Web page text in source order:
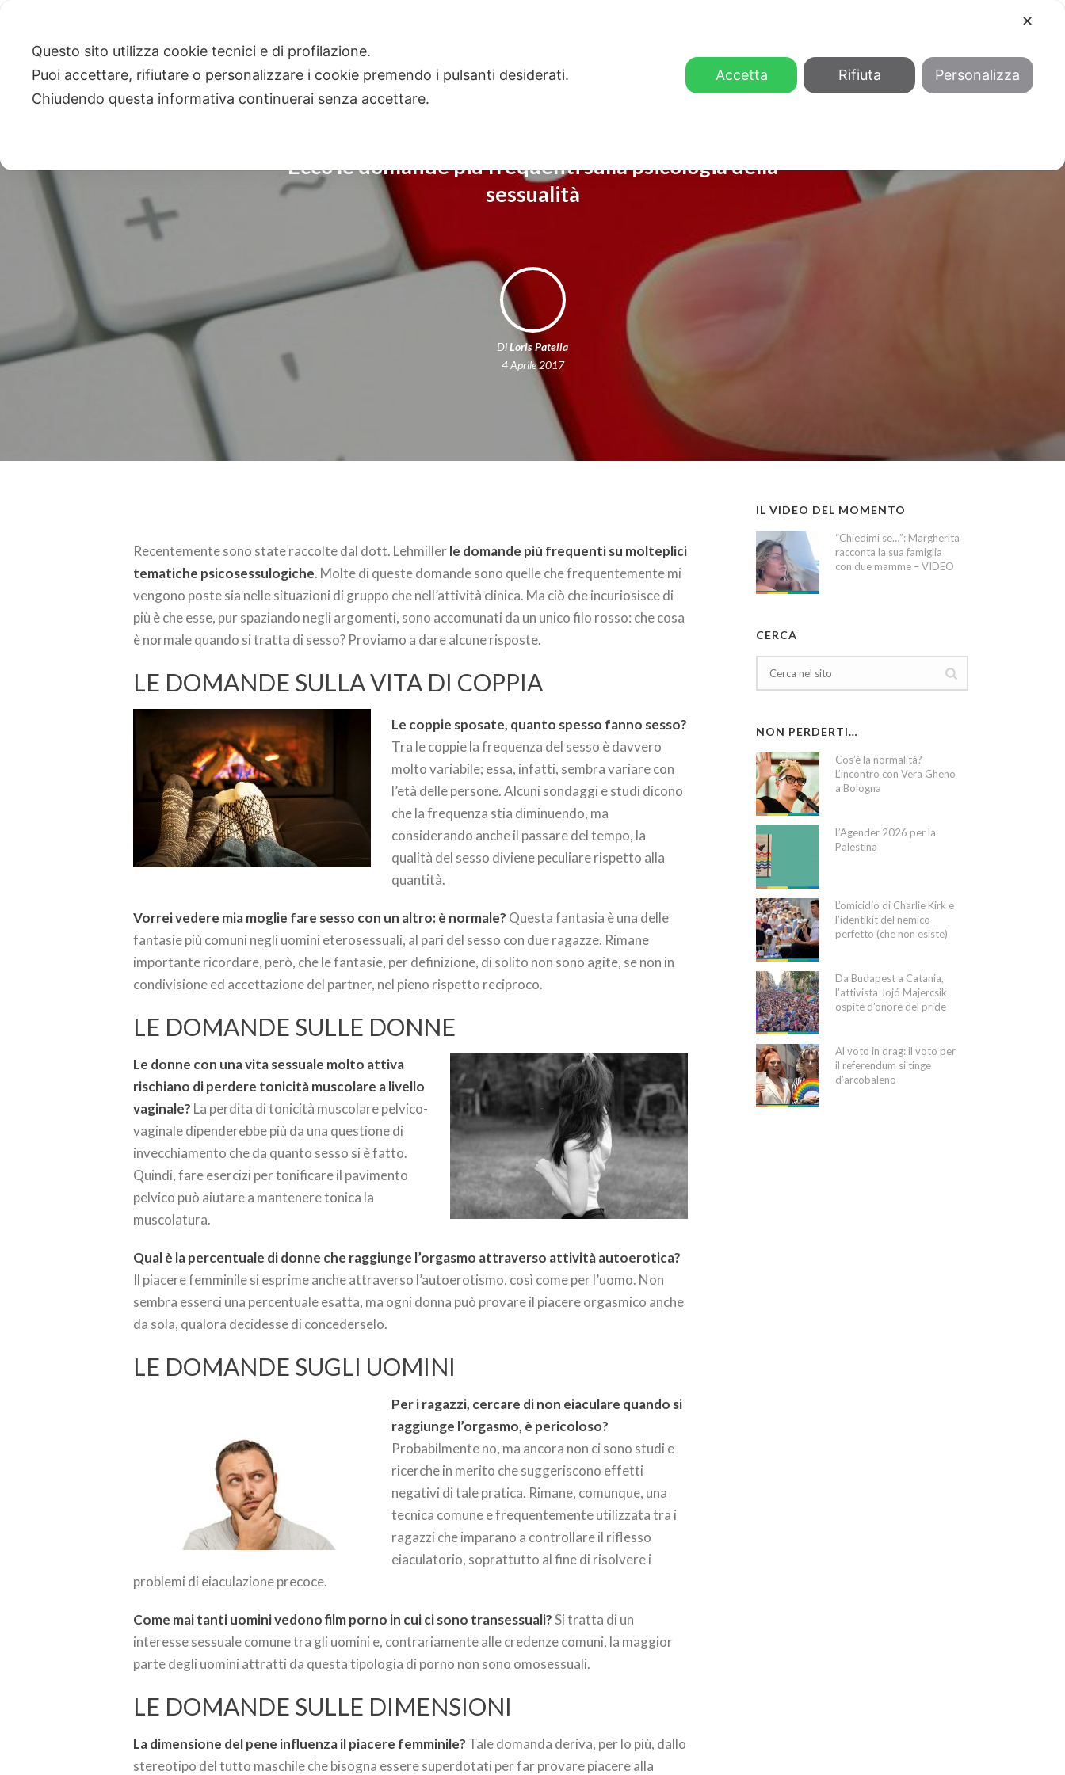
Ecco le domande più frequenti sulla psicologia della
sessualità
DiLoris Patella
4 Aprile 2017
Recentemente sono state raccolte dal dott. Lehmillerle domande più frequenti su molteplici
tematiche psicosessulogiche. Molte di queste domande sono quelle che frequentemente mi
vengono poste sia nelle situazioni di gruppo che nell’attività clinica. Ma ciò che incuriosisce di
più è che esse, pur spaziando negli argomenti, sono accomunati da un unico filo rosso: che cosa
è normale quando si tratta di sesso? Proviamo a dare alcune risposte.
LE DOMANDE SULLA VITA DI COPPIA
Le coppie sposate, quanto spesso fanno sesso?
Tra le coppie la frequenza del sesso è davvero
molto variabile; essa, infatti, sembra variare con
l’età delle persone. Alcuni sondaggi e studi dicono
che la frequenza stia diminuendo, ma
considerando anche il passare del tempo, la
qualità del sesso diviene peculiare rispetto alla
quantità.
Vorrei vedere mia moglie fare sesso con un altro: è normale? Questa fantasia è una delle
fantasie più comuni negli uomini eterosessuali, al pari del sesso con due ragazze. Rimane
importante ricordare, però, che le fantasie, per definizione, di solito non sono agite, se non in
condivisione ed accettazione del partner, nel pieno rispetto reciproco.
LE DOMANDE SULLE DONNE
Le donne con una vita sessuale molto attiva
rischiano di perdere tonicità muscolare a livello
vaginale? La perdita di tonicità muscolare pelvico-
vaginale dipenderebbe più da una questione di
invecchiamento che da quanto sesso si è fatto.
Quindi, fare esercizi per tonificare il pavimento
pelvico può aiutare a mantenere tonica la
muscolatura.
Qual è la percentuale di donne che raggiunge l’orgasmo attraverso attività autoerotica?
Il piacere femminile si esprime anche attraverso l’autoerotismo, così come per l’uomo. Non
sembra esserci una percentuale esatta, ma ogni donna può provare il piacere orgasmico anche
da sola, qualora decidesse di concederselo.
LE DOMANDE SUGLI UOMINI
Per i ragazzi, cercare di non eiaculare quando si
raggiunge l’orgasmo, è pericoloso?
Probabilmente no, ma ancora non ci sono studi e
ricerche in merito che suggeriscono effetti
negativi di tale pratica. Rimane, comunque, una
tecnica comune e frequentemente utilizzata tra i
ragazzi che imparano a controllare il riflesso
eiaculatorio, soprattutto al fine di risolvere i
problemi di eiaculazione precoce.
Come mai tanti uomini vedono film porno in cui ci sono transessuali?Si tratta di un
interesse sessuale comune tra gli uomini e, contrariamente alle credenze comuni, la maggior
parte degli uomini attratti da questa tipologia di porno non sono omosessuali.
LE DOMANDE SULLE DIMENSIONI
La dimensione del pene influenza il piacere femminile? Tale domanda deriva, per lo più, dallo
stereotipo del tutto maschile che bisogna essere superdotati per far provare piacere alla
IL VIDEO DEL MOMENTO
“Chiedimi se…”: Margherita
racconta la sua famiglia
con due mamme – VIDEO
CERCA
NON PERDERTI…
Cos’è la normalità?
L’incontro con Vera Gheno
a Bologna
L’Agender 2026 per la
Palestina
L’omicidio di Charlie Kirk e
l’identikit del nemico
perfetto (che non esiste)
Da Budapest a Catania,
l’attivista Jojó Majercsik
ospite d’onore del pride
Al voto in drag: il voto per
il referendum si tinge
d’arcobaleno
✕
Questo sito utilizza cookie tecnici e di profilazione.
Puoi accettare, rifiutare o personalizzare i cookie premendo i pulsanti desiderati.
Chiudendo questa informativa continuerai senza accettare.
Accetta Rifiuta Personalizza